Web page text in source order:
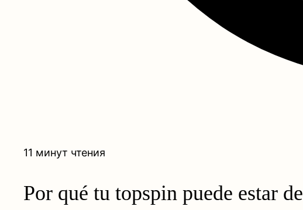
11 минут чтения
Por qué tu topspin puede estar